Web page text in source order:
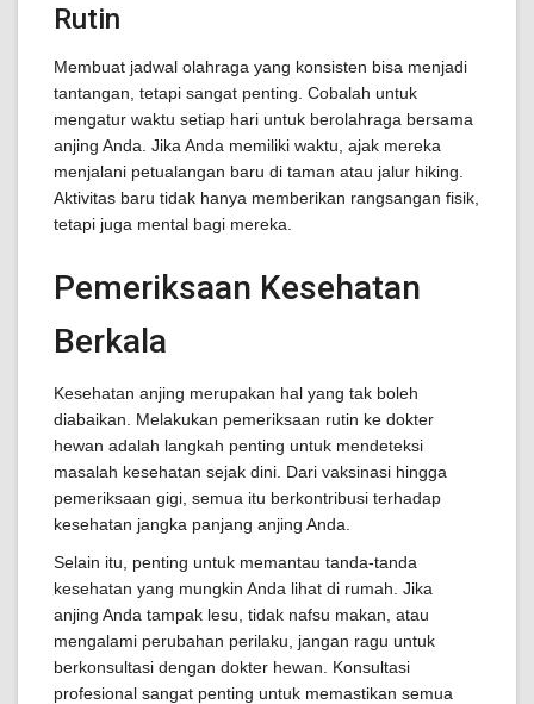
Rutin
Membuat jadwal olahraga yang konsisten bisa menjadi
tantangan, tetapi sangat penting. Cobalah untuk
mengatur waktu setiap hari untuk berolahraga bersama
anjing Anda. Jika Anda memiliki waktu, ajak mereka
menjalani petualangan baru di taman atau jalur hiking.
Aktivitas baru tidak hanya memberikan rangsangan fisik,
tetapi juga mental bagi mereka.
Pemeriksaan Kesehatan
Berkala
Kesehatan anjing merupakan hal yang tak boleh
diabaikan. Melakukan pemeriksaan rutin ke dokter
hewan adalah langkah penting untuk mendeteksi
masalah kesehatan sejak dini. Dari vaksinasi hingga
pemeriksaan gigi, semua itu berkontribusi terhadap
kesehatan jangka panjang anjing Anda.
Selain itu, penting untuk memantau tanda-tanda
kesehatan yang mungkin Anda lihat di rumah. Jika
anjing Anda tampak lesu, tidak nafsu makan, atau
mengalami perubahan perilaku, jangan ragu untuk
berkonsultasi dengan dokter hewan. Konsultasi
profesional sangat penting untuk memastikan semua